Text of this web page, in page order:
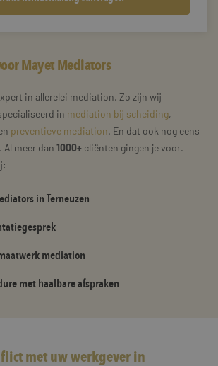
Mayet Mediators
in allerelei mediation. Zo zijn wij
in mediation bij scheiding,
preventieve mediation. En dat ook nog eens
Al meer dan 1000+ cliënten gingen je voor.
in Terneuzen
mediation
met haalbare afspraken
met uw werkgever in